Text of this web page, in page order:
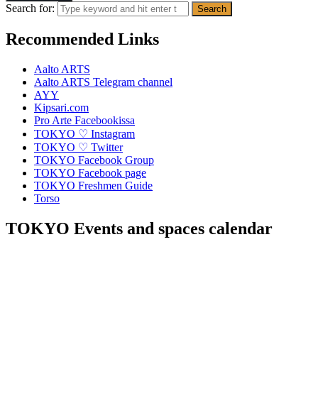
Search for:
Recommended Links
Aalto ARTS
Aalto ARTS Telegram channel
AYY
Kipsari.com
Pro Arte Facebookissa
TOKYO ♡ Instagram
TOKYO ♡ Twitter
TOKYO Facebook Group
TOKYO Facebook page
TOKYO Freshmen Guide
Torso
TOKYO Events and spaces calendar